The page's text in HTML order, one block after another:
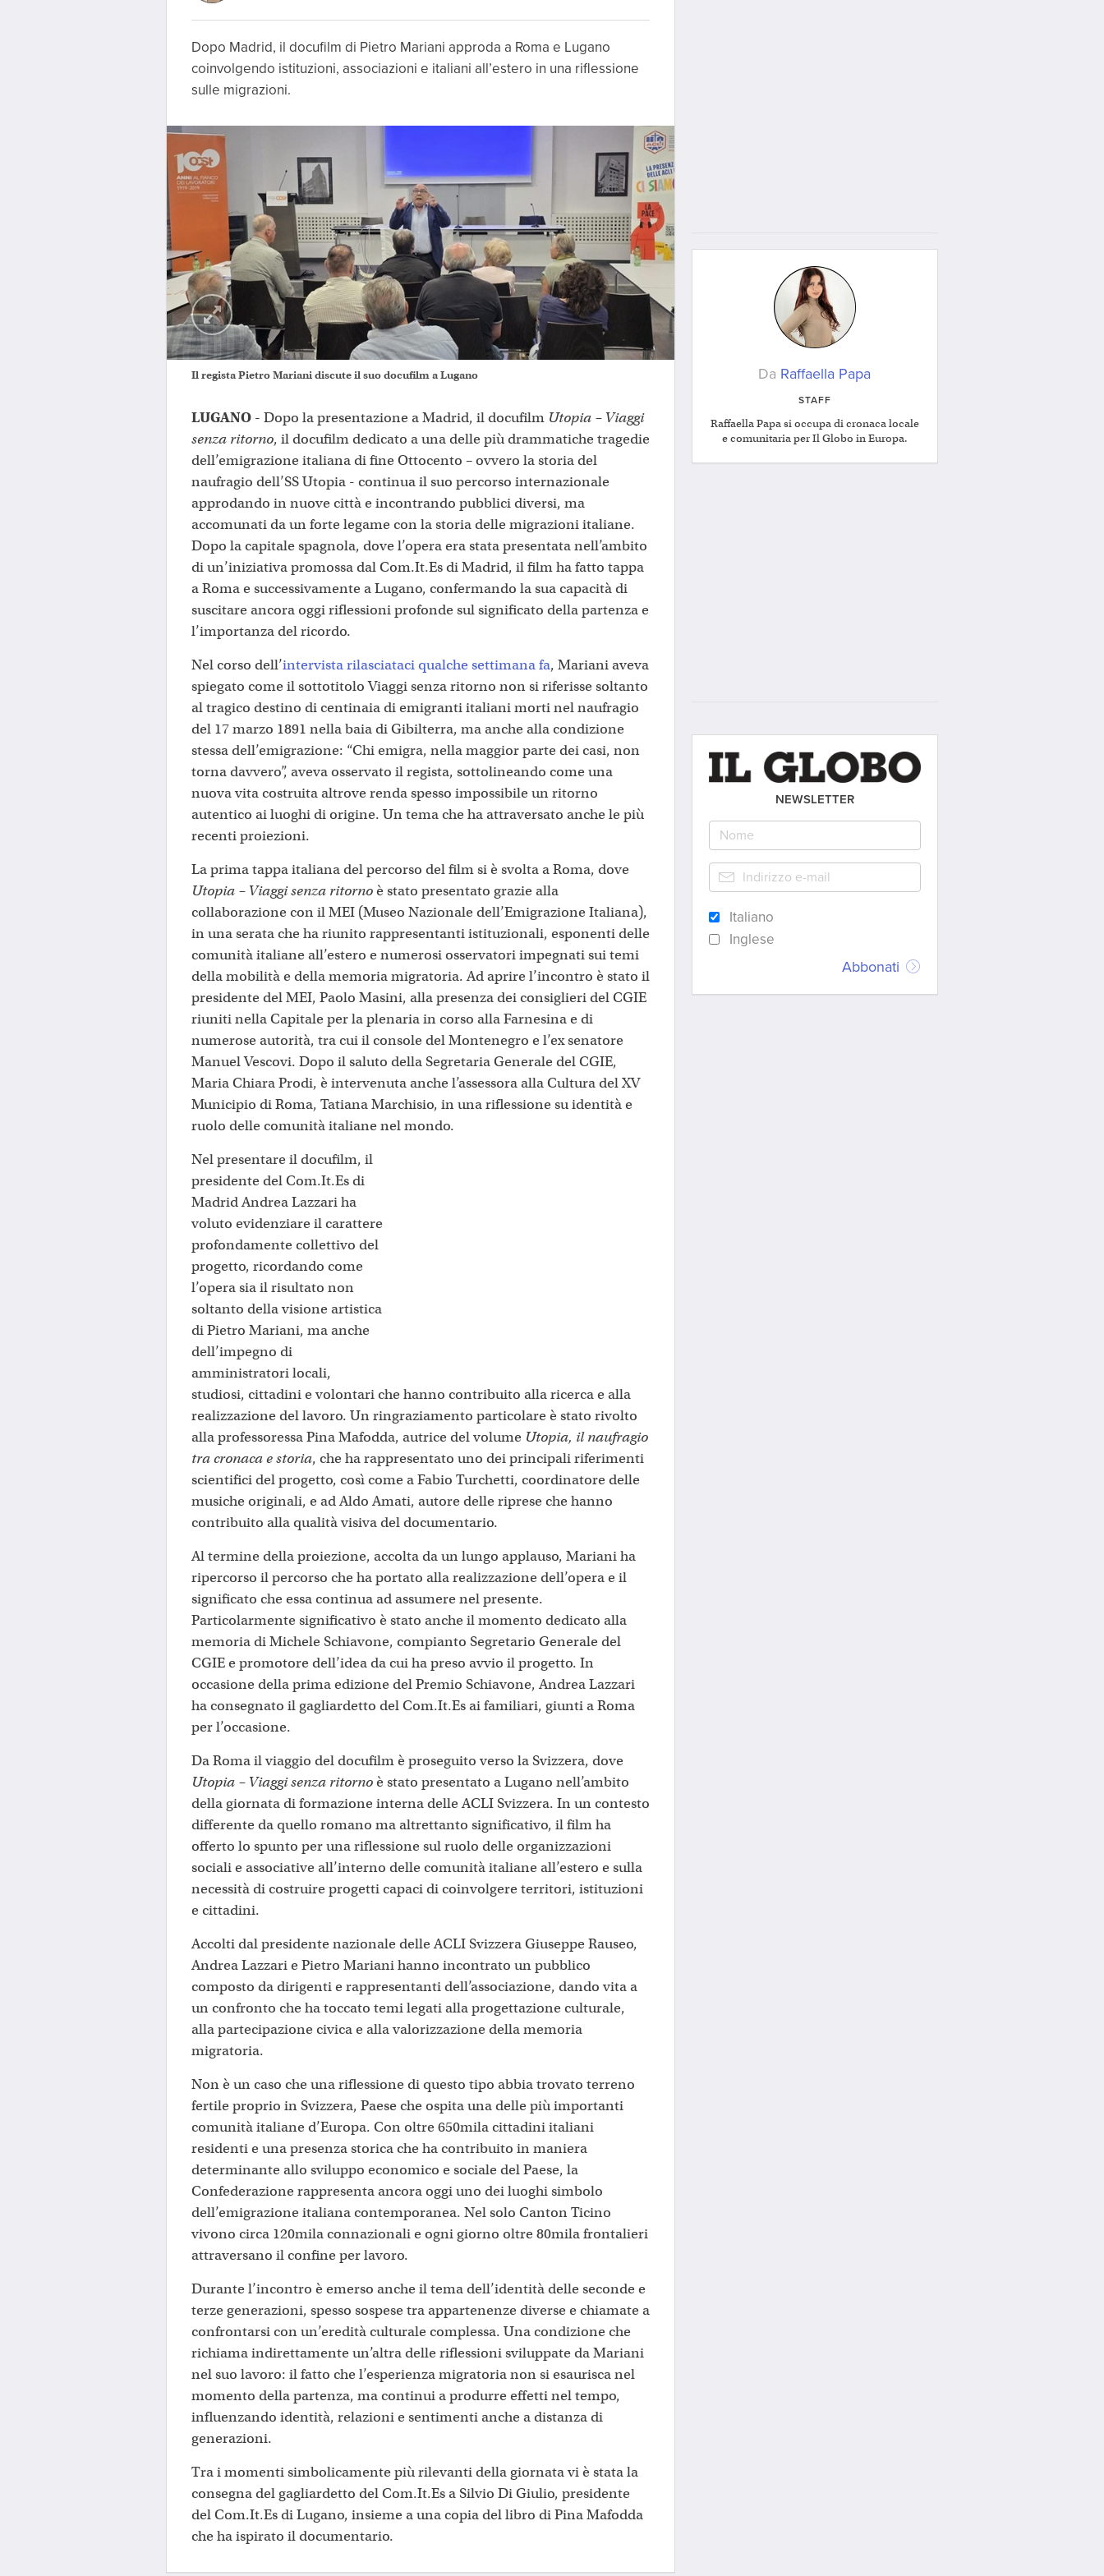
Dopo Madrid, il docufilm di Pietro Mariani approda a Roma e Lugano
coinvolgendo istituzioni, associazioni e italiani all’estero in una riflessione
sulle migrazioni.
Il regista Pietro Mariani discute il suo docufilm a Lugano
LUGANO - Dopo la presentazione a Madrid, il docufilm Utopia – Viaggi
senza ritorno, il docufilm dedicato a una delle più drammatiche tragedie
dell’emigrazione italiana di fine Ottocento – ovvero la storia del
naufragio dell’SS Utopia - continua il suo percorso internazionale
approdando in nuove città e incontrando pubblici diversi, ma
accomunati da un forte legame con la storia delle migrazioni italiane.
Dopo la capitale spagnola, dove l’opera era stata presentata nell’ambito
di un’iniziativa promossa dal Com.It.Es di Madrid, il film ha fatto tappa
a Roma e successivamente a Lugano, confermando la sua capacità di
suscitare ancora oggi riflessioni profonde sul significato della partenza e
l’importanza del ricordo.
Nel corso dell’intervista rilasciataci qualche settimana fa, Mariani aveva
spiegato come il sottotitolo Viaggi senza ritorno non si riferisse soltanto
al tragico destino di centinaia di emigranti italiani morti nel naufragio
del 17 marzo 1891 nella baia di Gibilterra, ma anche alla condizione
stessa dell’emigrazione: “Chi emigra, nella maggior parte dei casi, non
torna davvero”, aveva osservato il regista, sottolineando come una
nuova vita costruita altrove renda spesso impossibile un ritorno
autentico ai luoghi di origine. Un tema che ha attraversato anche le più
recenti proiezioni.
La prima tappa italiana del percorso del film si è svolta a Roma, dove
Utopia – Viaggi senza ritornoè stato presentato grazie alla
collaborazione con il MEI (Museo Nazionale dell’Emigrazione Italiana),
in una serata che ha riunito rappresentanti istituzionali, esponenti delle
comunità italiane all’estero e numerosi osservatori impegnati sui temi
della mobilità e della memoria migratoria. Ad aprire l’incontro è stato il
presidente del MEI, Paolo Masini, alla presenza dei consiglieri del CGIE
riuniti nella Capitale per la plenaria in corso alla Farnesina e di
numerose autorità, tra cui il console del Montenegro e l’ex senatore
Manuel Vescovi. Dopo il saluto della Segretaria Generale del CGIE,
Maria Chiara Prodi, è intervenuta anche l’assessora alla Cultura del XV
Municipio di Roma, Tatiana Marchisio, in una riflessione su identità e
ruolo delle comunità italiane nel mondo.
Nel presentare il docufilm, il
presidente del Com.It.Es di
Madrid Andrea Lazzari ha
voluto evidenziare il carattere
profondamente collettivo del
progetto, ricordando come
l’opera sia il risultato non
soltanto della visione artistica
di Pietro Mariani, ma anche
dell’impegno di
amministratori locali,
studiosi, cittadini e volontari che hanno contribuito alla ricerca e alla
realizzazione del lavoro. Un ringraziamento particolare è stato rivolto
alla professoressa Pina Mafodda, autrice del volume Utopia, il naufragio
tra cronaca e storia, che ha rappresentato uno dei principali riferimenti
scientifici del progetto, così come a Fabio Turchetti, coordinatore delle
musiche originali, e ad Aldo Amati, autore delle riprese che hanno
contribuito alla qualità visiva del documentario.
Al termine della proiezione, accolta da un lungo applauso, Mariani ha
ripercorso il percorso che ha portato alla realizzazione dell’opera e il
significato che essa continua ad assumere nel presente.
Particolarmente significativo è stato anche il momento dedicato alla
memoria di Michele Schiavone, compianto Segretario Generale del
CGIE e promotore dell’idea da cui ha preso avvio il progetto. In
occasione della prima edizione del Premio Schiavone, Andrea Lazzari
ha consegnato il gagliardetto del Com.It.Es ai familiari, giunti a Roma
per l’occasione.
Da Roma il viaggio del docufilm è proseguito verso la Svizzera, dove
Utopia – Viaggi senza ritornoè stato presentato a Lugano nell’ambito
della giornata di formazione interna delle ACLI Svizzera. In un contesto
differente da quello romano ma altrettanto significativo, il film ha
offerto lo spunto per una riflessione sul ruolo delle organizzazioni
sociali e associative all’interno delle comunità italiane all’estero e sulla
necessità di costruire progetti capaci di coinvolgere territori, istituzioni
e cittadini.
Accolti dal presidente nazionale delle ACLI Svizzera Giuseppe Rauseo,
Andrea Lazzari e Pietro Mariani hanno incontrato un pubblico
composto da dirigenti e rappresentanti dell’associazione, dando vita a
un confronto che ha toccato temi legati alla progettazione culturale,
alla partecipazione civica e alla valorizzazione della memoria
migratoria.
Non è un caso che una riflessione di questo tipo abbia trovato terreno
fertile proprio in Svizzera, Paese che ospita una delle più importanti
comunità italiane d’Europa. Con oltre 650mila cittadini italiani
residenti e una presenza storica che ha contribuito in maniera
determinante allo sviluppo economico e sociale del Paese, la
Confederazione rappresenta ancora oggi uno dei luoghi simbolo
dell’emigrazione italiana contemporanea. Nel solo Canton Ticino
vivono circa 120mila connazionali e ogni giorno oltre 80mila frontalieri
attraversano il confine per lavoro.
Durante l’incontro è emerso anche il tema dell’identità delle seconde e
terze generazioni, spesso sospese tra appartenenze diverse e chiamate a
confrontarsi con un’eredità culturale complessa. Una condizione che
richiama indirettamente un’altra delle riflessioni sviluppate da Mariani
nel suo lavoro: il fatto che l’esperienza migratoria non si esaurisca nel
momento della partenza, ma continui a produrre effetti nel tempo,
influenzando identità, relazioni e sentimenti anche a distanza di
generazioni.
Tra i momenti simbolicamente più rilevanti della giornata vi è stata la
consegna del gagliardetto del Com.It.Es a Silvio Di Giulio, presidente
del Com.It.Es di Lugano, insieme a una copia del libro di Pina Mafodda
che ha ispirato il documentario.
Da Raffaella Papa
STAFF
Raffaella Papa si occupa di cronaca locale
e comunitaria per Il Globo in Europa.
NEWSLETTER
Italiano
Inglese
Abbonati